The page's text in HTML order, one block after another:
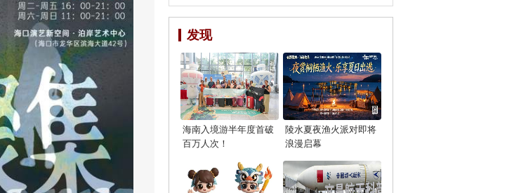
发现
海南入境游半年度首破
百万人次！
陵水夏夜渔火派对即将
浪漫启幕